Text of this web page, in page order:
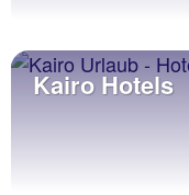
Kairo Hotels